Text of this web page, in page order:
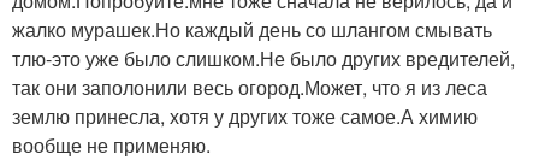
жалко мурашек.Но каждый день со шлангом смывать
тлю-это уже было слишком.Не было других вредителей,
так они заполонили весь огород.Может, что я из леса
землю принесла, хотя у других тоже самое.А химию
вообще не применяю.